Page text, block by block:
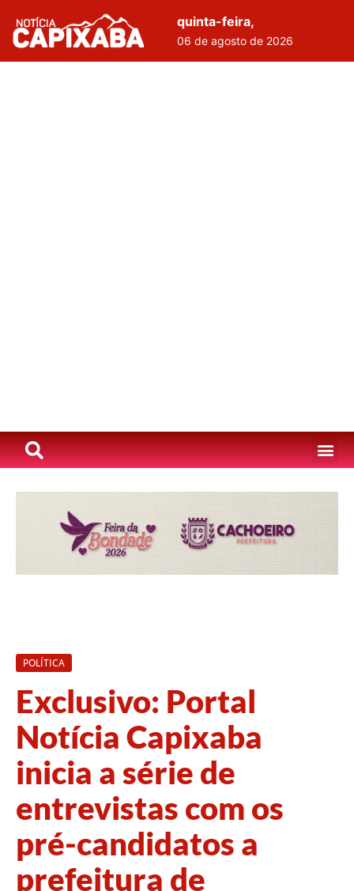
quinta-feira,
06 de agosto de 2026
POLÍTICA
Exclusivo: Portal
Notícia Capixaba
inicia a série de
entrevistas com os
pré-candidatos a
prefeitura de